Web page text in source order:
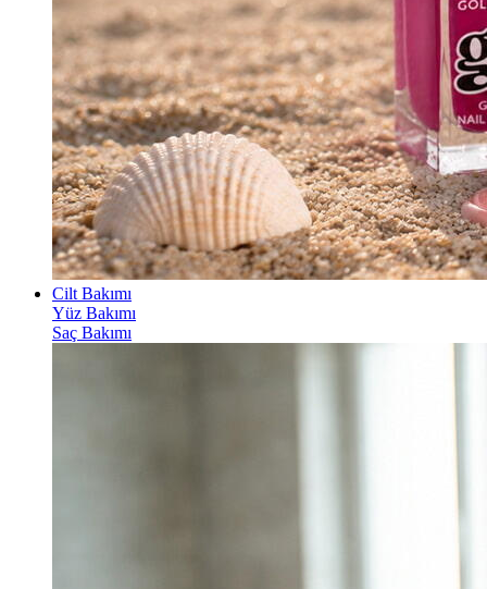
Cilt Bakımı
Yüz Bakımı
Saç Bakımı